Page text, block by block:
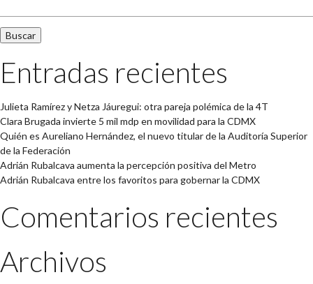
Entradas recientes
Julieta Ramírez y Netza Jáuregui: otra pareja polémica de la 4T
Clara Brugada invierte 5 mil mdp en movilidad para la CDMX
Quién es Aureliano Hernández, el nuevo titular de la Auditoría Superior
de la Federación
Adrián Rubalcava aumenta la percepción positiva del Metro
Adrián Rubalcava entre los favoritos para gobernar la CDMX
Comentarios recientes
Archivos